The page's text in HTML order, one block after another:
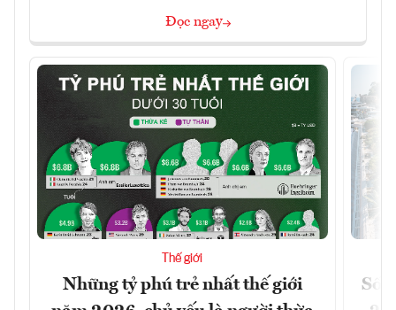
Đọc ngay
Thế giới
Những tỷ phú trẻ nhất thế giới
Số